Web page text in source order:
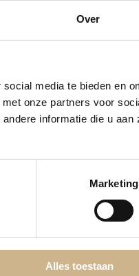
Over
media te bieden en
onze partners voor
informatie die u aan
Marketing
Alles toestaan